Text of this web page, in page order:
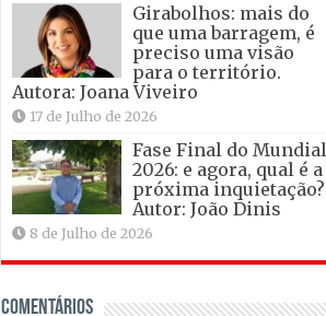
Girabolhos: mais do
que uma barragem, é
preciso uma visão
para o território.
Autora: Joana Viveiro
17 de Julho de 2026
Fase Final do Mundial
2026: e agora, qual é a
próxima inquietação?
Autor: João Dinis
8 de Julho de 2026
Comentários